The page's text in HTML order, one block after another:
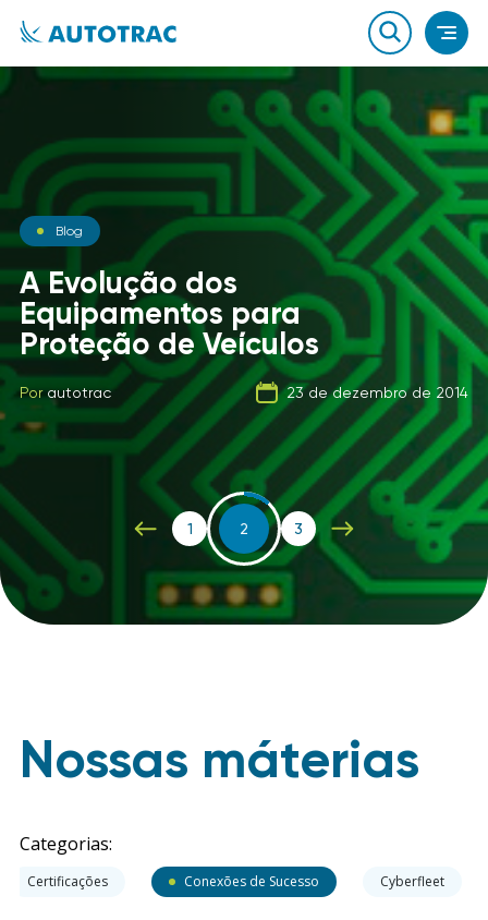
Notícias
O que você sabe sobre o
combustível que a sua
frota usa?
Porautotrac 21 de setembro de 2019
Blog
A Evolução dos
Equipamentos para
Proteção de Veículos
Porautotrac 23 de dezembro de 2014
Carga Fracionada
Porautotrac 06 de fevereiro de 2020
1 2 3
Nossas máterias
Categorias:
Certificações Conexões de Sucesso Cyberfleet